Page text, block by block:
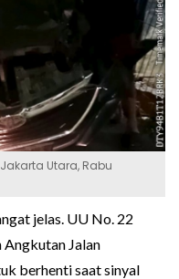
Utara, Rabu
jelas. UU No. 22
Angkutan Jalan
berhenti saat sinyal